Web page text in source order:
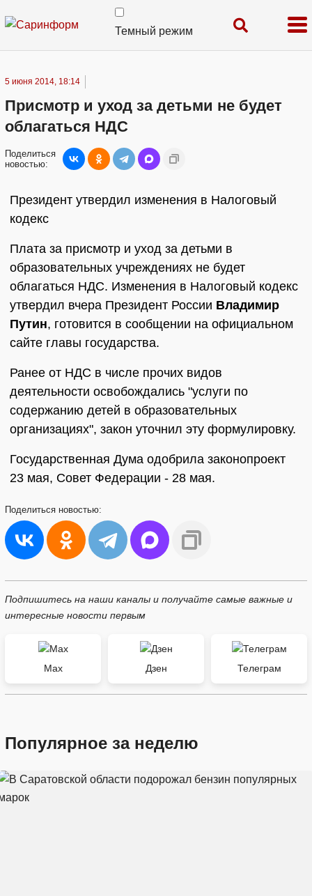
Темный режим
5 июня 2014, 18:14
Присмотр и уход за детьми не будет
облагаться НДС
Поделиться
новостью:
Президент утвердил изменения в Налоговый
кодекс
Плата за присмотр и уход за детьми в
образовательных учреждениях не будет
облагаться НДС. Изменения в Налоговый кодекс
утвердил вчера Президент России Владимир
Путин, готовится в сообщении на официальном
сайте главы государства.
Ранее от НДС в числе прочих видов
деятельности освобождались "услуги по
содержанию детей в образовательных
организациях", закон уточнил эту формулировку.
Государственная Дума одобрила законопроект
23 мая, Совет Федерации - 28 мая.
Поделиться новостью:
Подпишитесь на наши каналы и получайте самые важные и
интересные новости первым
Max Дзен Телеграм
Популярное за неделю